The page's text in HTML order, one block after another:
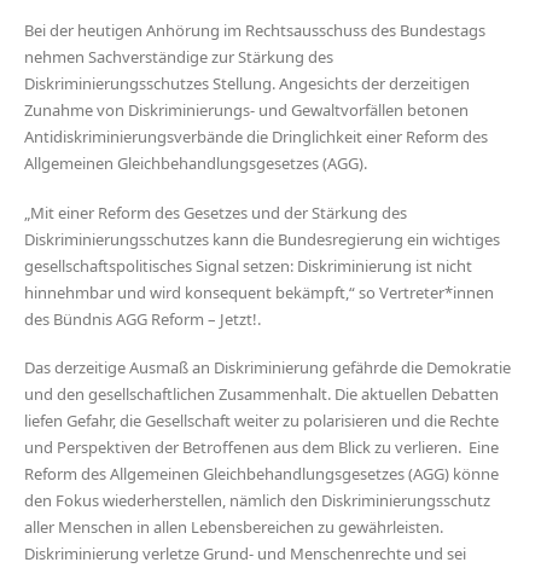
Bei der heutigen Anhörung im Rechtsausschuss des Bundestags
nehmen Sachverständige zur Stärkung des
Diskriminierungsschutzes Stellung. Angesichts der derzeitigen
Zunahme von Diskriminierungs- und Gewaltvorfällen betonen
Antidiskriminierungsverbände die Dringlichkeit einer Reform des
Allgemeinen Gleichbehandlungsgesetzes (AGG).
„Mit einer Reform des Gesetzes und der Stärkung des
Diskriminierungsschutzes kann die Bundesregierung ein wichtiges
gesellschaftspolitisches Signal setzen: Diskriminierung ist nicht
hinnehmbar und wird konsequent bekämpft,“ so Vertreter*innen
des Bündnis AGG Reform – Jetzt!.
Das derzeitige Ausmaß an Diskriminierung gefährde die Demokratie
und den gesellschaftlichen Zusammenhalt. Die aktuellen Debatten
liefen Gefahr, die Gesellschaft weiter zu polarisieren und die Rechte
und Perspektiven der Betroffenen aus dem Blick zu verlieren. Eine
Reform des Allgemeinen Gleichbehandlungsgesetzes (AGG) könne
den Fokus wiederherstellen, nämlich den Diskriminierungsschutz
aller Menschen in allen Lebensbereichen zu gewährleisten.
Diskriminierung verletze Grund- und Menschenrechte und sei